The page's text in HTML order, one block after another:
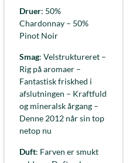
Druer: 50%
Chardonnay – 50%
Pinot Noir
Smag: Velstruktureret –
Rig på aromaer –
Fantastisk friskhed i
afslutningen – Kraftfuld
og mineralsk årgang –
Denne 2012 når sin top
netop nu
Duft: Farven er smukt